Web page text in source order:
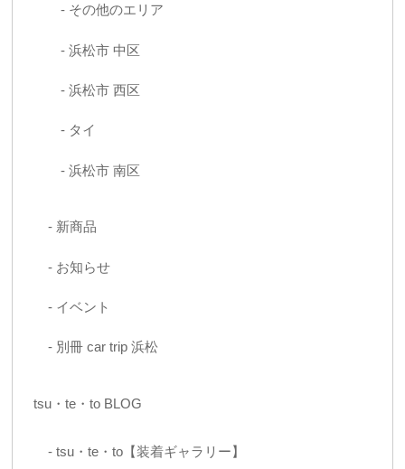
その他のエリア
浜松市 中区
浜松市 西区
タイ
浜松市 南区
新商品
お知らせ
イベント
別冊 car trip 浜松
tsu・te・to BLOG
tsu・te・to【装着ギャラリー】